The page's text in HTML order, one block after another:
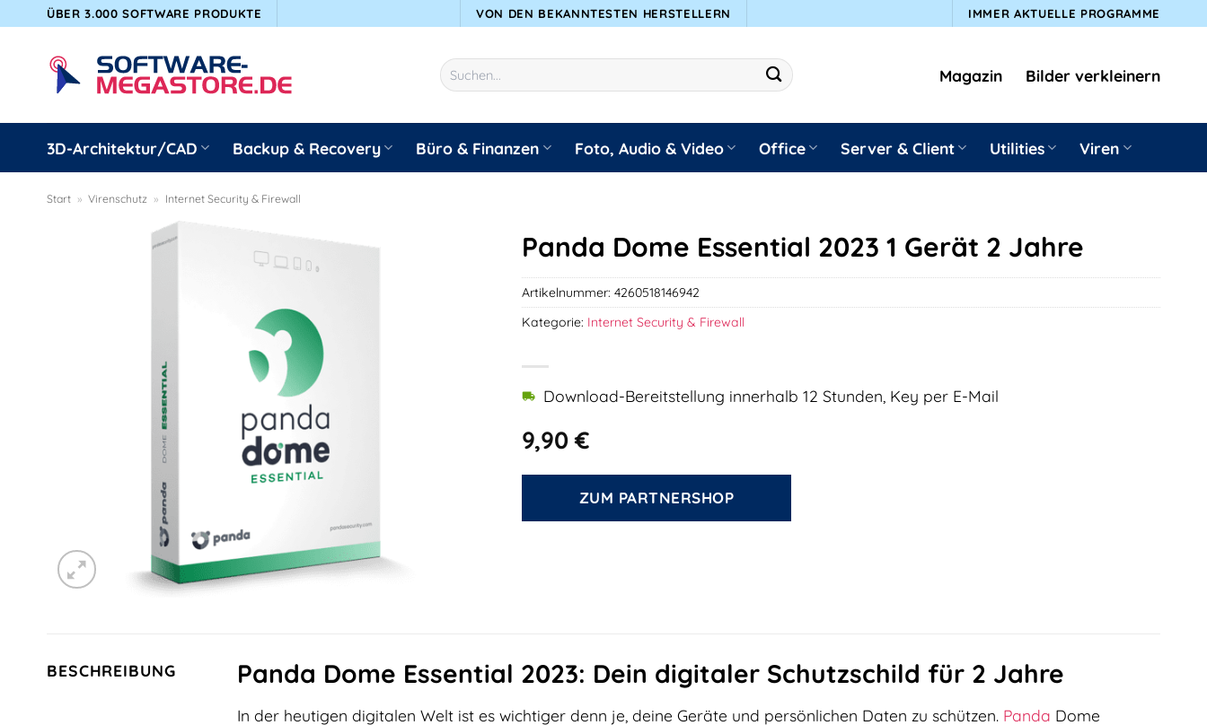
springen
ÜBER 3.000 SOFTWARE PRODUKTE VON DEN BEKANNTESTEN HERSTELLERN IMMER AKTUELLE PROGRAMME
Suchen
nach:
Magazin Bilder verkleinern
3D-Architektur/CAD Backup & Recovery Büro & Finanzen Foto, Audio & Video Office Server & Client Utilities Viren
Start » Virenschutz » Internet Security & Firewall
Panda Dome Essential 2023 1 Gerät 2 Jahre
9,90€
Download-Bereitstellung innerhalb 12 Stunden, Key per E-Mail
ZUM PARTNERSHOP
Artikelnummer:4260518146942
Kategorie: Internet Security & Firewall
BESCHREIBUNG Panda Dome Essential 2023: Dein digitaler Schutzschild für 2 Jahre
In der heutigen digitalen Welt ist es wichtiger denn je, deine Geräte und persönlichen Daten zu schützen. Panda Dome